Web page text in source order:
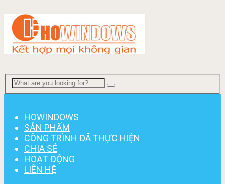
HOWINDOWS
SẢN PHẨM
CÔNG TRÌNH ĐÃ THỰC HIỆN
CHIA SẺ
HOẠT ĐỘNG
LIÊN HỆ